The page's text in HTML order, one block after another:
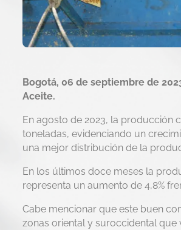
Bogotá, 06 de septiembre de
Aceite.
En agosto de 2023, la producción
toneladas, evidenciando un
una mejor distribución de la
En los últimos doce meses la
representa un aumento de 4,8%
Cabe mencionar que este buen
zonas oriental y suroccidental